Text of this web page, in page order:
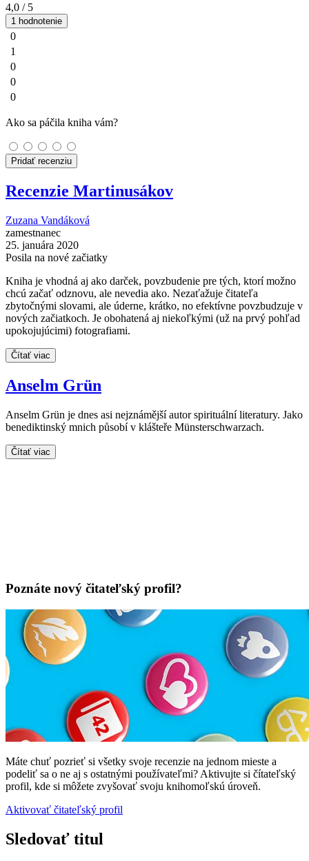
4,0 / 5
1 hodnotenie
0
1
0
0
0
Ako sa páčila kniha vám?
Pridať recenziu
Recenzie Martinusákov
Zuzana Vandáková
zamestnanec
25. januára 2020
Posila na nové začiatky
Kniha je vhodná aj ako darček, povzbudenie pre tých, ktorí možno
chcú začať odznovu, ale nevedia ako. Nezaťažuje čitateľa
zbytočnými slovami, ale úderne, krátko, no efektívne povzbudzuje v
nových začiatkoch. Je obohatená aj niekoľkými (už na prvý pohľad
upokojujúcimi) fotografiami.
Čítať viac
Anselm Grün
Anselm Grün je dnes asi nejznámější autor spirituální literatury. Jako
benediktinský mnich působí v klášteře Münsterschwarzach.
Čítať viac
Poznáte nový čitateľský profil?
Máte chuť pozrieť si všetky svoje recenzie na jednom mieste a
podeliť sa o ne aj s ostatnými používateľmi? Aktivujte si čítateľský
profil, kde si môžete zvyšovať svoju knihomoľskú úroveň.
Aktivovať čitateľský profil
Sledovať titul